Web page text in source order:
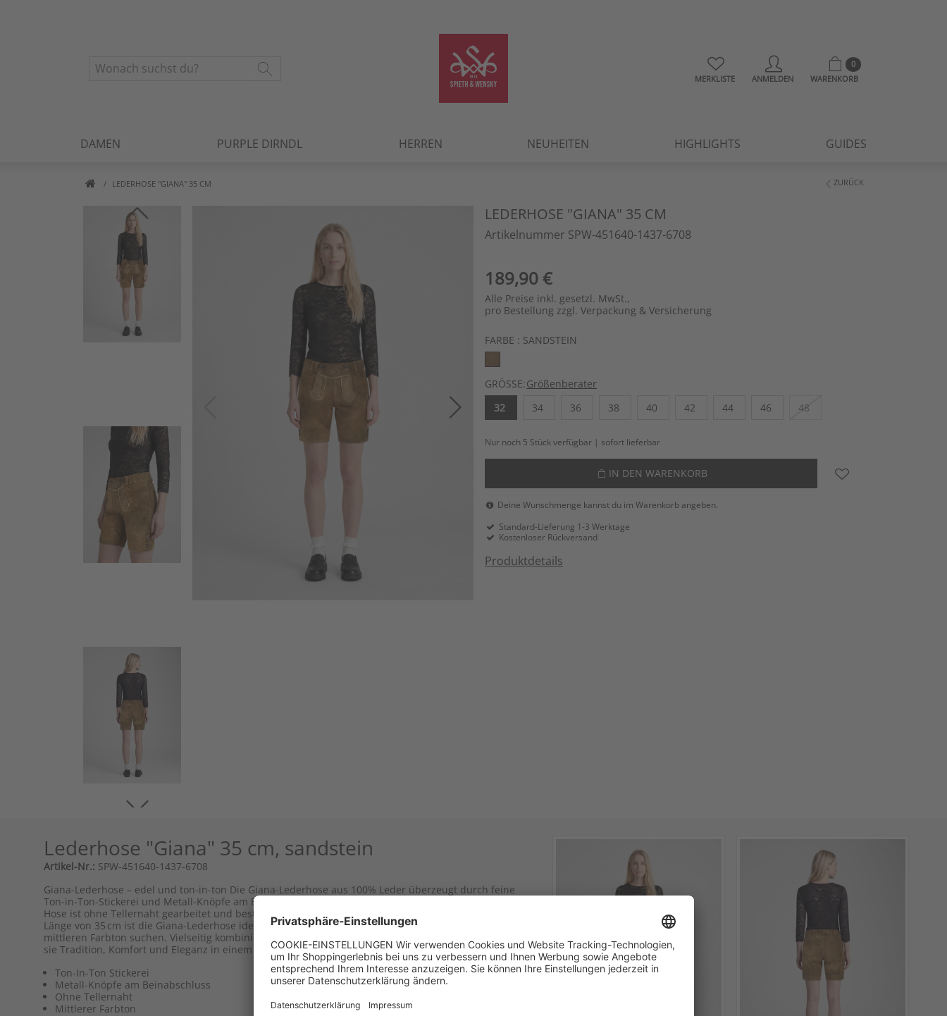
MERKLISTE ANMELDEN
0
WARENKORB
DAMEN PURPLE DIRNDL HERREN NEUHEITEN HIGHLIGHTS GUIDES
LEDERHOSE "GIANA" 35 CM ZURÜCK
Artikelbilder überspringen
LEDERHOSE "GIANA" 35 CM
Artikelnummer SPW-451640-1437-6708
189,90 €
Alle Preise inkl. gesetzl. MwSt.,
pro Bestellung zzgl. Verpackung & Versicherung
FARBE : SANDSTEIN
GRÖSSE:Größenberater
32
34 36 38 40 42 44 46 48
Nur noch 5 Stück verfügbar | sofort lieferbar
IN DEN WARENKORB
Deine Wunschmenge kannst du im Warenkorb angeben.
Standard-Lieferung 1-3 Werktage
Kostenloser Rückversand
Produktdetails
Lederhose "Giana" 35 cm, sandstein
Artikel-Nr.: SPW-451640-1437-6708
Giana-Lederhose – edel und ton-in-ton Die Giana-Lederhose aus 100% Leder überzeugt durch feine
Ton-in-Ton-Stickerei und Metall-Knöpfe am Beinabschluss, die für einen stilvollen Akzent sorgen. Die
Hose ist ohne Tellernaht gearbeitet und besticht durch einen klaren, modernen Schnitt. Mit einer
Länge von 35 cm ist die Giana-Lederhose ideal für Damen, die kurze Trachten-Lederhosen in einem
mittleren Farbton suchen. Vielseitig kombinierbar zu Blusen, Dirndln oder Trachtenblusen, verbindet
sie Tradition, Komfort und Eleganz in einem Stück.
Ton-In-Ton Stickerei
Metall-Knöpfe am Beinabschluss
Ohne Tellernaht
Mittlerer Farbton